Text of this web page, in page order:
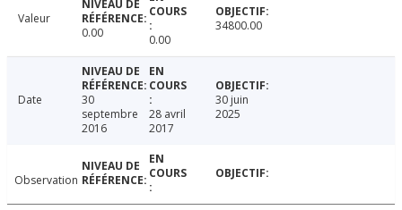
Valeur
0.00
0.00
34800.00
Date
30
septembre
2016
28 avril
2017
30 juin
2025
Observation